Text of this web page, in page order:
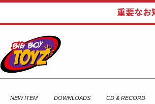
NEW ITEM DOWNLOADS CD & RECORD